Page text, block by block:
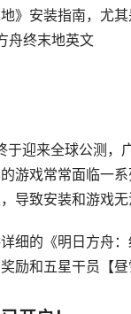
》安装指南，尤
舟终末地英文
迎来全球公测，
游戏常常面临一
导致安装和游戏无
细的《明日方舟：
励和五星干员【昼